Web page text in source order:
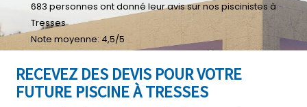
RECEVEZ DES DEVIS POUR VOTRE
FUTURE PISCINE À TRESSES
683 personnes ont donné leuravis sur nos piscinistes à
Tresses
Note moyenne: 4,5/5